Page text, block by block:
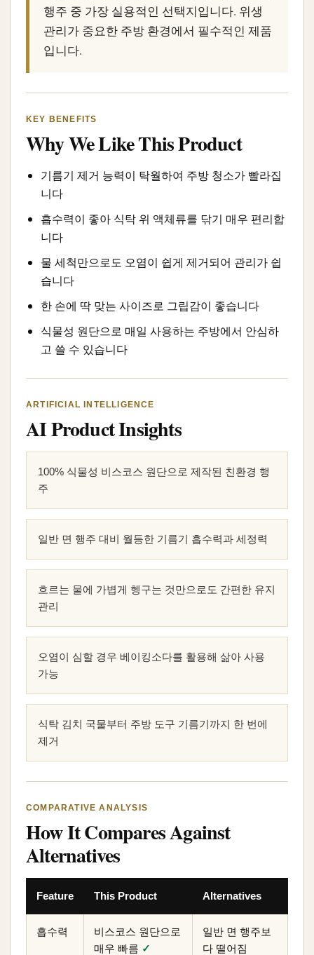
행주 중 가장 실용적인 선택지입니다. 위생
관리가 중요한 주방 환경에서 필수적인 제품
입니다.
KEY BENEFITS
Why We Like This Product
기름기 제거 능력이 탁월하여 주방 청소가 빨라집
니다
흡수력이 좋아 식탁 위 액체류를 닦기 매우 편리합
니다
물 세척만으로도 오염이 쉽게 제거되어 관리가 쉽
습니다
한 손에 딱 맞는 사이즈로 그립감이 좋습니다
식물성 원단으로 매일 사용하는 주방에서 안심하
고 쓸 수 있습니다
ARTIFICIAL INTELLIGENCE
AI Product Insights
100% 식물성 비스코스 원단으로 제작된 친환경 행
주
일반 면 행주 대비 월등한 기름기 흡수력과 세정력
흐르는 물에 가볍게 헹구는 것만으로도 간편한 유지
관리
오염이 심할 경우 베이킹소다를 활용해 삶아 사용
가능
식탁 김치 국물부터 주방 도구 기름기까지 한 번에
제거
COMPARATIVE ANALYSIS
How It Compares Against
Alternatives
Feature This Product Alternatives
흡수력
비스코스 원단으로
매우 빠름 ✓
일반 면 행주보
다 떨어짐